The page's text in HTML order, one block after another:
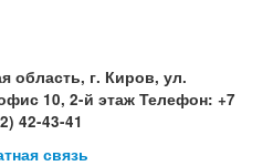
область, г. Киров, ул.
10, 2-й этаж Телефон: +7
42-43-41
связь